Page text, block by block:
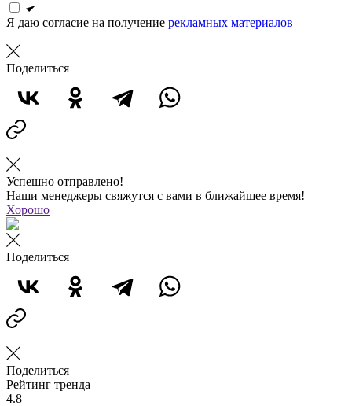
Я даю согласие на получение рекламных материалов
Поделиться
Успешно отправлено!
Наши менеджеры свяжутся с вами в ближайшее время!
Хорошо
Поделиться
Поделиться
Рейтинг тренда
4.8